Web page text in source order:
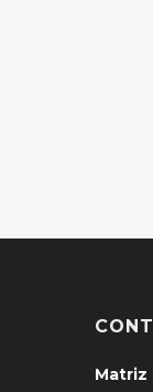
Matriz